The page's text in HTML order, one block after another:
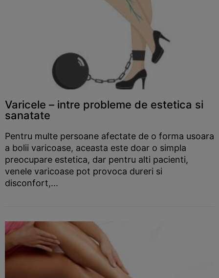
Varicele – intre probleme de estetica si
sanatate
Pentru multe persoane afectate de o forma usoara
a bolii varicoase, aceasta este doar o simpla
preocupare estetica, dar pentru alti pacienti,
venele varicoase pot provoca dureri si
disconfort,...